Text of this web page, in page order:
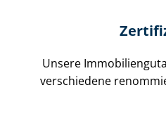
Unsere
verschiedene